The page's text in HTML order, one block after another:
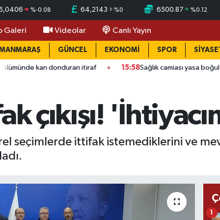
%-0.08 64,2143 %0 6500.87 %0.12
Galeri Videolar Canlı Yayın
GÜNCEL EKONOMİ SPOR
donduran itiraf 15:58 Sağlık camiası yasa boğuldu:
çıkışı!
seçimlerde ittifak istemediklerini ve
1